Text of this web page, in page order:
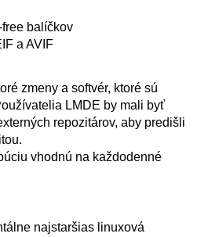
balíčkov
a AVIF
zmeny a softvér, ktoré sú
LMDE by mali byť
repozitárov, aby predišli
vhodnú na každodenné
najstaršias linuxová